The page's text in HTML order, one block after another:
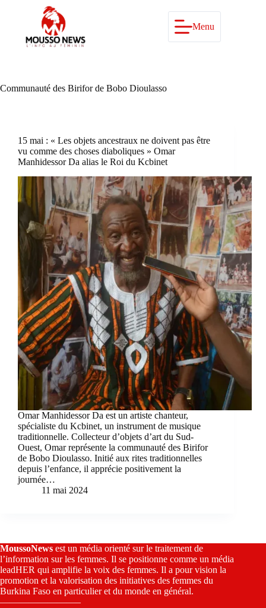
Menu
Communauté des Birifor de Bobo Dioulasso
15 mai : « Les objets ancestraux ne doivent pas être
vu comme des choses diaboliques » Omar
Manhidessor Da alias le Roi du Kcbinet
Omar Manhidessor Da est un artiste chanteur,
spécialiste du Kcbinet, un instrument de musique
traditionnelle. Collecteur d’objets d’art du Sud-
Ouest, Omar représente la communauté des Birifor
de Bobo Dioulasso. Initié aux rites traditionnelles
depuis l’enfance, il apprécie positivement la
journée…
11 mai 2024
MoussoNews est un média orienté sur le traitement de
l’information sur les femmes. Il se positionne comme un média
leadHER qui amplifie la voix des femmes. Il a pour vision la
promotion et la valorisation des initiatives des femmes du
Burkina Faso en particulier et du monde en général.
————————–